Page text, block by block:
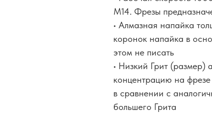
М14. Фрезы
• Алмазная напайка
коронок напайка в
этом не писать
• Низкий Грит (размер)
концентрацию на фрезе
в сравнении с
большего Грита